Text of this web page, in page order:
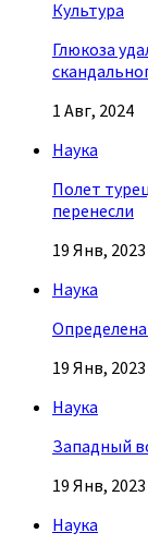
Культура
Глюкоза
1 Авг, 2024
Наука
Полет
перенесли
19 Янв, 2023
Наука
Определена
19 Янв, 2023
Наука
Западный
19 Янв, 2023
Наука